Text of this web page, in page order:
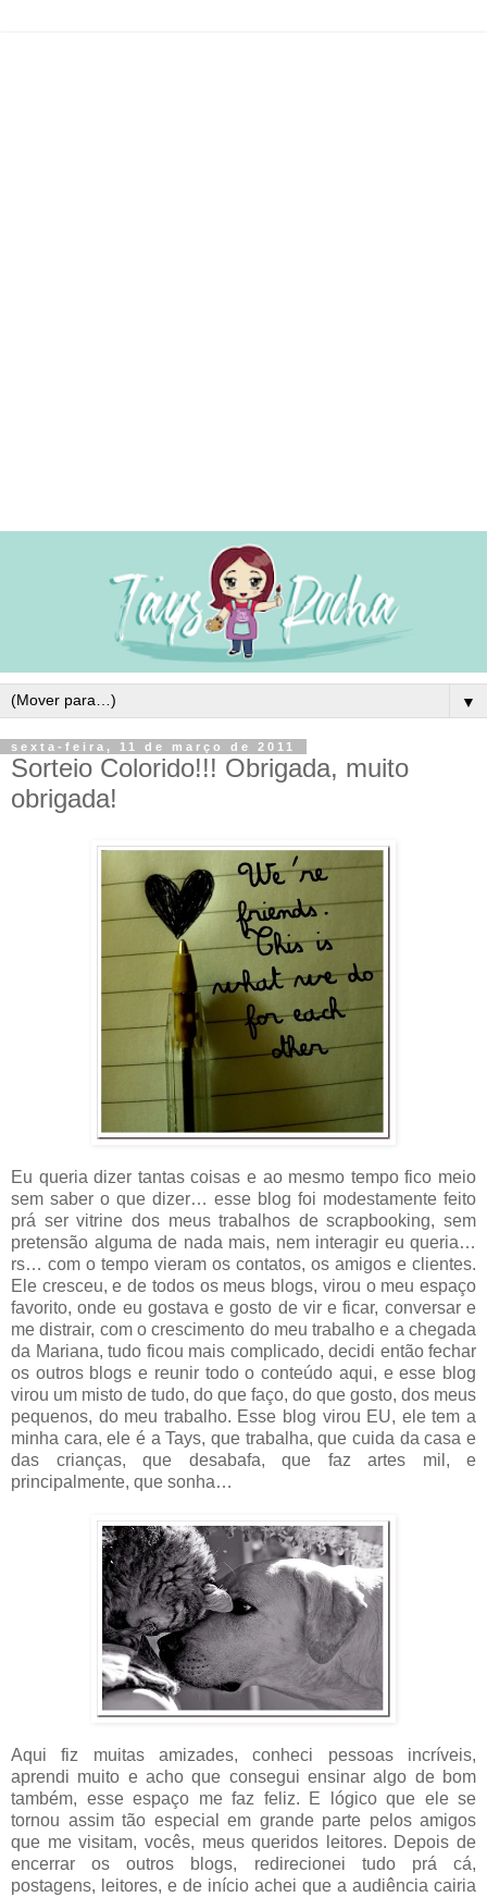
▼
sexta-feira, 11 de março de 2011
Sorteio Colorido!!! Obrigada, muito
obrigada!
Eu queria dizer tantas coisas e ao mesmo tempo fico meio
sem saber o que dizer… esse blog foi modestamente feito
prá ser vitrine dos meus trabalhos de scrapbooking, sem
pretensão alguma de nada mais, nem interagir eu queria…
rs… com o tempo vieram os contatos, os amigos e clientes.
Ele cresceu, e de todos os meus blogs, virou o meu espaço
favorito, onde eu gostava e gosto de vir e ficar, conversar e
me distrair, com o crescimento do meu trabalho e a chegada
da Mariana, tudo ficou mais complicado, decidi então fechar
os outros blogs e reunir todo o conteúdo aqui, e esse blog
virou um misto de tudo, do que faço, do que gosto, dos meus
pequenos, do meu trabalho. Esse blog virou EU, ele tem a
minha cara, ele é a Tays, que trabalha, que cuida da casa e
das crianças, que desabafa, que faz artes mil, e
principalmente, que sonha…
Aqui fiz muitas amizades, conheci pessoas incríveis,
aprendi muito e acho que consegui ensinar algo de bom
também, esse espaço me faz feliz. E lógico que ele se
tornou assim tão especial em grande parte pelos amigos
que me visitam, vocês, meus queridos leitores. Depois de
encerrar os outros blogs, redirecionei tudo prá cá,
postagens, leitores, e de início achei que a audiência cairia